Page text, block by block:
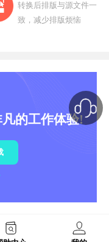
转换后排版与源文件一
致，减少排版烦恼
的工作体验!